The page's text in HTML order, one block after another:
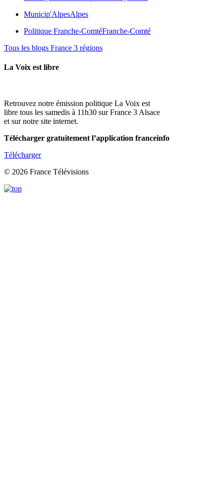
Municip'AlpesAlpes
Politique Franche-ComtéFranche-Comté
Tous les blogs France 3 régions
La Voix est libre
Retrouvez notre émission politique La Voix est
libre tous les samedis à 11h30 sur France 3 Alsace
et sur notre site internet.
Télécharger gratuitement l’application franceinfo
Télécharger
© 2026 France Télévisions